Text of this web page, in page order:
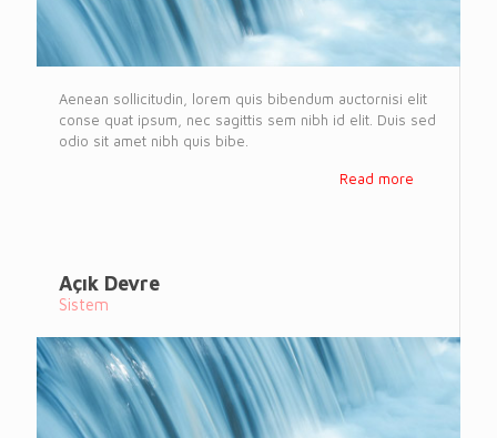
Aenean sollicitudin, lorem quis bibendum auctornisi elit
conse quat ipsum, nec sagittis sem nibh id elit. Duis sed
odio sit amet nibh quis bibe.
Read more
Açık Devre
Sistem